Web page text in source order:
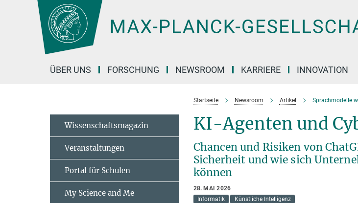
Hauptinhalt
ÜBER UNS FORSCHUNG NEWSROOM KARRIERE INNOVATION
Startseite Newsroom Artikel Sprachmodelle
KI-Agenten und
Chancen und Risiken von
Sicherheit und wie sich
können
28. MAI 2026
Informatik
Künstliche Intelligenz
Wissenschaftsmagazin
Veranstaltungen
Portal für Schulen
My Science and Me